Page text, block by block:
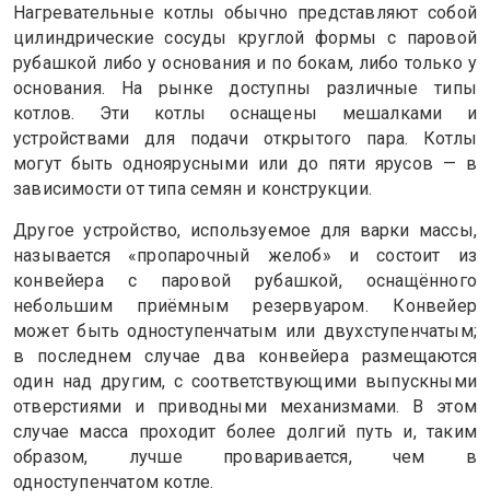
Нагревательные котлы обычно представляют собой
цилиндрические сосуды круглой формы с паровой
рубашкой либо у основания и по бокам, либо только у
основания. На рынке доступны различные типы
котлов. Эти котлы оснащены мешалками и
устройствами для подачи открытого пара. Котлы
могут быть одноярусными или до пяти ярусов — в
зависимости от типа семян и конструкции.
Другое устройство, используемое для варки массы,
называется «пропарочный желоб» и состоит из
конвейера с паровой рубашкой, оснащённого
небольшим приёмным резервуаром. Конвейер
может быть одноступенчатым или двухступенчатым;
в последнем случае два конвейера размещаются
один над другим, с соответствующими выпускными
отверстиями и приводными механизмами. В этом
случае масса проходит более долгий путь и, таким
образом, лучше проваривается, чем в
одноступенчатом котле.